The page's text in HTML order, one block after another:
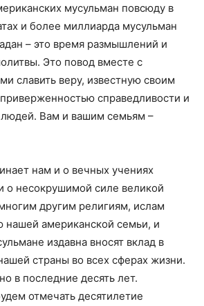
мусульман повсюду в
и более миллиарда мусульман
– это время размышлений и
Это повод вместе с
славить веру, известную своим
справедливости и
людей. Вам и вашим семьям –
нам и о вечных учениях
о несокрушимой силе великой
другим религиям, ислам
нашей американской семьи, и
издавна вносят вклад в
страны во всех сферах жизни.
в последние десять лет.
отмечать десятилетие